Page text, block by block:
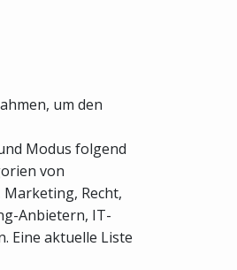
um den
Modus folgend
von
Recht,
Anbietern, IT-
Eine aktuelle Liste